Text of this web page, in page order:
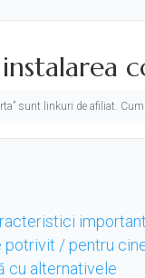
sunt linkuri de afiliat.
potrivit / pentru
cu alternativele